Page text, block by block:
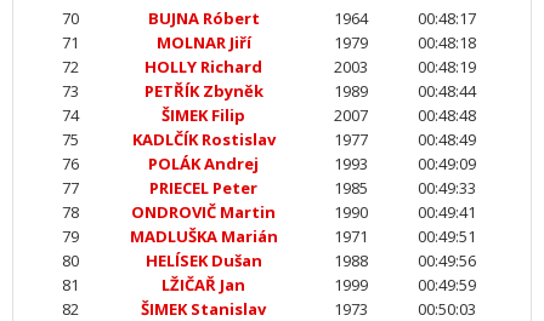
70
BUJNA Róbert 1964
00:48:17
71
MOLNAR Jiří 1979
00:48:18
72
HOLLY Richard 2003
00:48:19
73
PETŘÍK Zbyněk 1989
00:48:44
74
ŠIMEK Filip 2007
00:48:48
75
KADLČÍK Rostislav 1977
00:48:49
76
POLÁK Andrej 1993
00:49:09
77
PRIECEL Peter 1985
00:49:33
78
ONDROVIČ Martin 1990
00:49:41
79
MADLUŠKA Marián 1971
00:49:51
80
HELÍSEK Dušan 1988
00:49:56
81
LŽIČAŘ Jan 1999
00:49:59
82
ŠIMEK Stanislav 1973
00:50:03